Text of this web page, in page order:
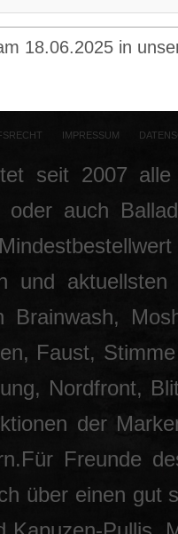
18.06.2025 in
IMPRESSUM
seit 2007
auch
und
Brainwash,
Faust,
Nordfront,
der
Freunde
über einen gut